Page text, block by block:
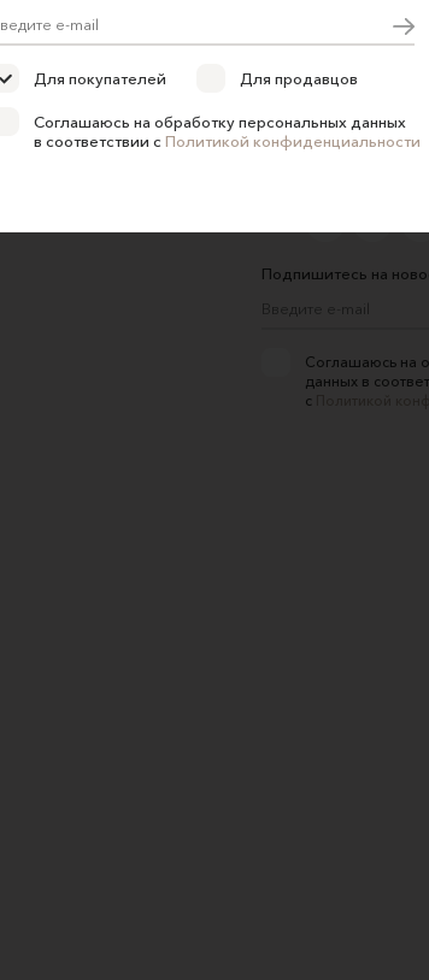
Подпишитесь на
Соглашаюсь на
данных в
с
Для покупателей Для продавцов
Соглашаюсь на обработку персональных данных
в соответствии с Политикой конфиденциальности